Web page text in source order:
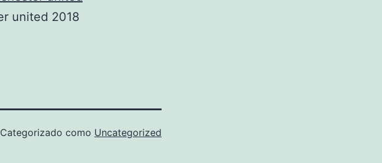
Categorizado como Uncategorized